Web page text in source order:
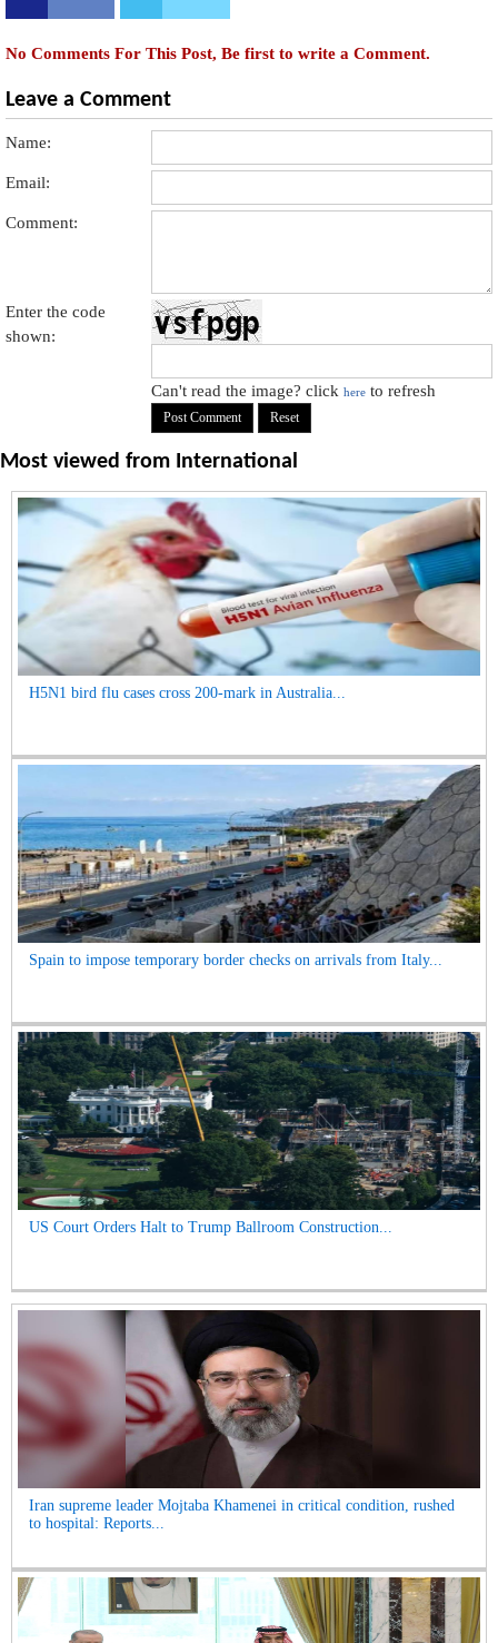
No Comments For This Post, Be first to write a Comment.
Leave a Comment
Name:
Email:
Comment:
Enter the code
shown:
Can't read the image? clickhere to refresh
Most viewed from International
H5N1 bird flu cases cross 200-mark in Australia...
Spain to impose temporary border checks on arrivals from Italy...
US Court Orders Halt to Trump Ballroom Construction...
Iran supreme leader Mojtaba Khamenei in critical condition, rushed
to hospital: Reports...